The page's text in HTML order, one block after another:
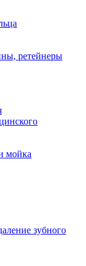
ретейнеры
мойка
зубного